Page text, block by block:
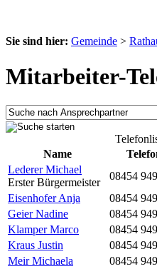
Sie sind hier: Gemeinde >
Mitarbeiter-
Name
Lederer Michael
Erster Bürgermeister
08454
Eisenhofer Anja
08454
Geier Nadine
08454
Klamper Marco
08454
Kraus Justin
08454
Meir Michaela
08454